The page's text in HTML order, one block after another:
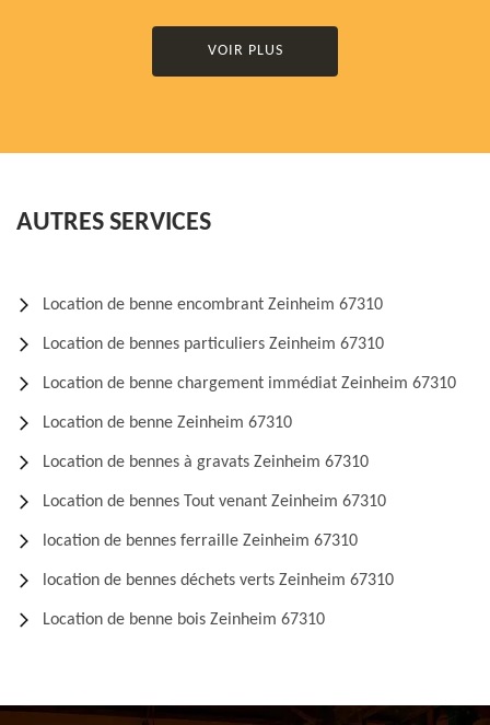
VOIR PLUS
AUTRES SERVICES
Location de benne encombrant Zeinheim 67310
Location de bennes particuliers Zeinheim 67310
Location de benne chargement immédiat Zeinheim 67310
Location de benne Zeinheim 67310
Location de bennes à gravats Zeinheim 67310
Location de bennes Tout venant Zeinheim 67310
location de bennes ferraille Zeinheim 67310
location de bennes déchets verts Zeinheim 67310
Location de benne bois Zeinheim 67310